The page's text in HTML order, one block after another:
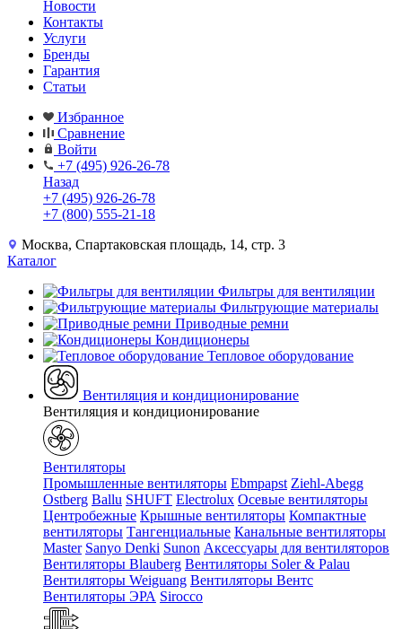
Новости
Контакты
Услуги
Бренды
Гарантия
Статьи
Избранное
Сравнение
Войти
+7 (495) 926-26-78
Назад
+7 (495) 926-26-78
+7 (800) 555-21-18
Москва, Спартаковская площадь, 14, стр. 3
Каталог
Фильтры для вентиляции
Фильтрующие материалы
Приводные ремни
Кондиционеры
Тепловое оборудование
Вентиляция и кондиционирование
Вентиляция и кондиционирование
Вентиляторы
Промышленные вентиляторы Ebmpapst Ziehl-Abegg
Ostberg Ballu SHUFT Electrolux Осевые вентиляторы
Центробежные Крышные вентиляторы Компактные
вентиляторы Тангенциальные Канальные вентиляторы
Master Sanyo Denki Sunon Аксессуары для вентиляторов
Вентиляторы Blauberg Вентиляторы Soler & Palau
Вентиляторы Weiguang Вентиляторы Вентс
Вентиляторы ЭРА Sirocco